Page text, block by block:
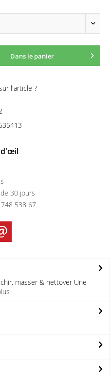
Dans le panier
l'article ?
d'œil
30 jours
538 67
masser & nettoyer Une